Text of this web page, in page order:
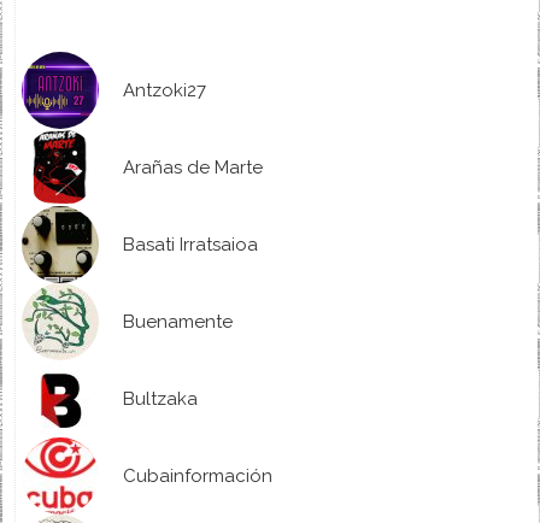
Antzoki27
Arañas de Marte
Basati Irratsaioa
Buenamente
Bultzaka
Cubainformación